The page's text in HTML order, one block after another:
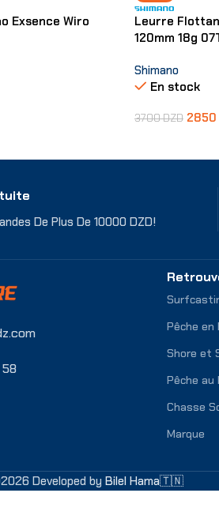
Exsence Wiro
Leurre
120mm 18g
Shimano
En stock
3700DZD 2850
De Plus De 10000 DZD!
58
Pêche en
Shore et
Pêche
Chasse
Marque
Developed by Bilel Hama🇹🇳